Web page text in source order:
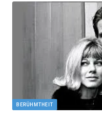
BERÜHMTHEIT